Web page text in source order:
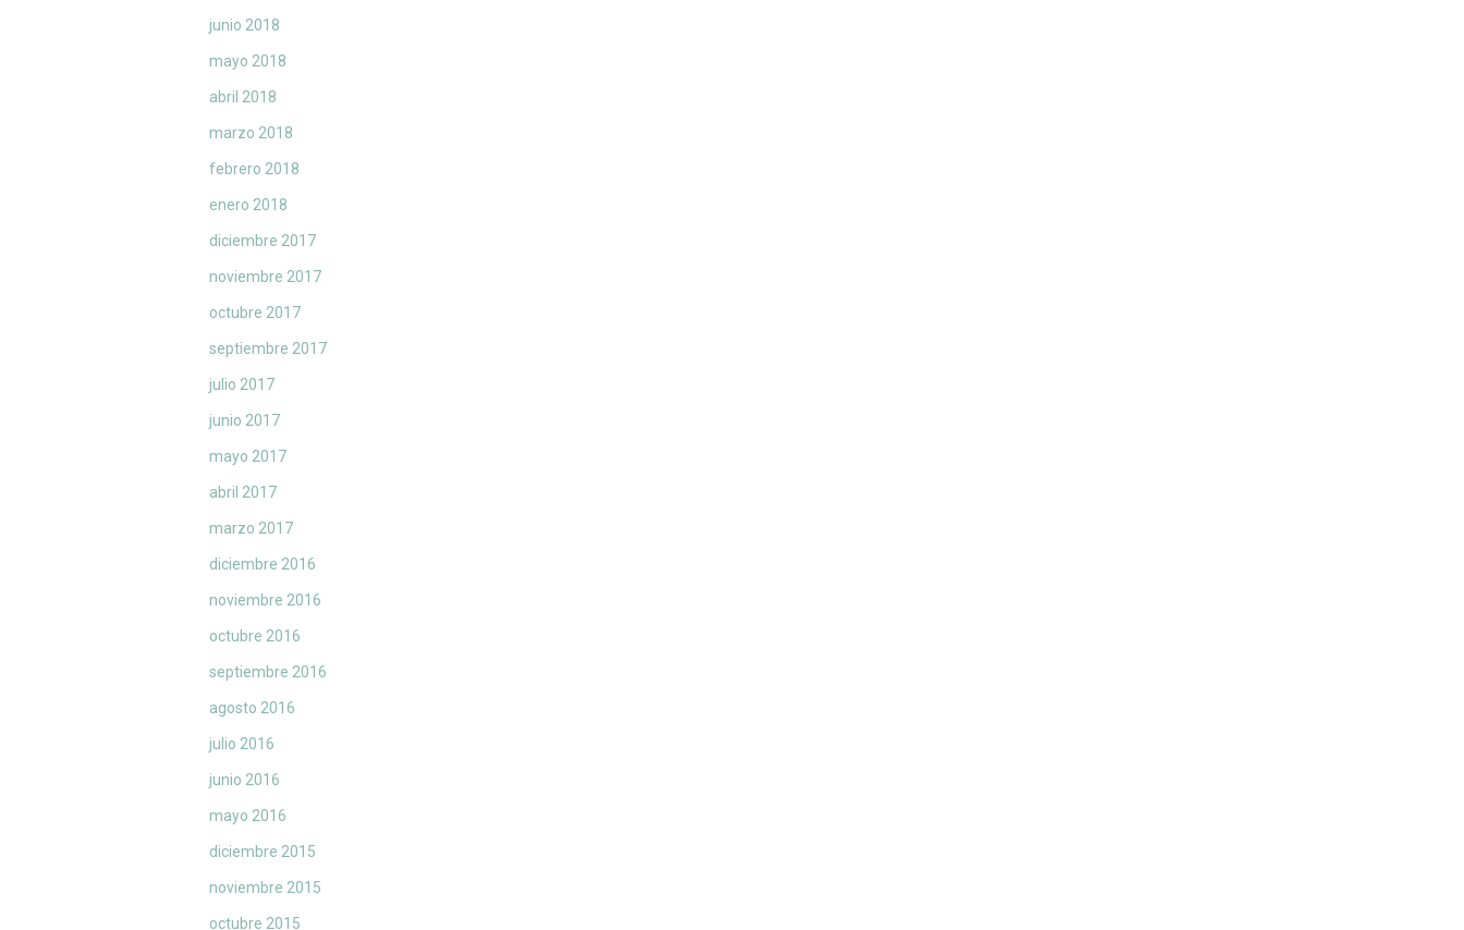
junio 2018
mayo 2018
abril 2018
marzo 2018
febrero 2018
enero 2018
diciembre 2017
noviembre 2017
octubre 2017
septiembre 2017
julio 2017
junio 2017
mayo 2017
abril 2017
marzo 2017
diciembre 2016
noviembre 2016
octubre 2016
septiembre 2016
agosto 2016
julio 2016
junio 2016
mayo 2016
diciembre 2015
noviembre 2015
octubre 2015